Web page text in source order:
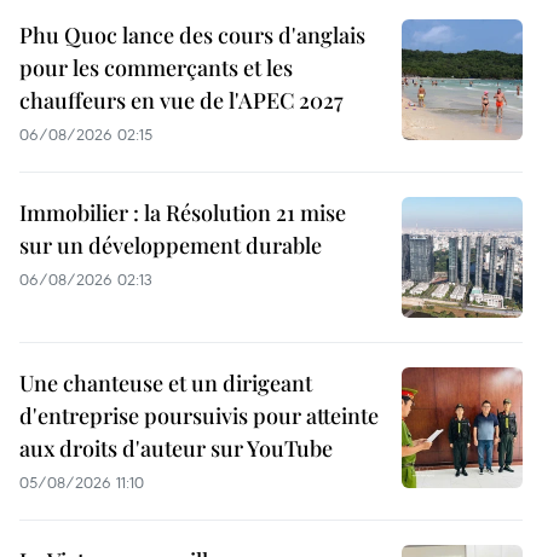
Phu Quoc lance des cours d'anglais
pour les commerçants et les
chauffeurs en vue de l'APEC 2027
06/08/2026 02:15
Immobilier : la Résolution 21 mise
sur un développement durable
06/08/2026 02:13
Une chanteuse et un dirigeant
d'entreprise poursuivis pour atteinte
aux droits d'auteur sur YouTube
05/08/2026 11:10